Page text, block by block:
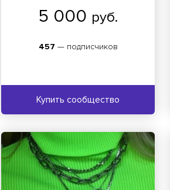
5 000 руб.
457 — подписчиков
Купить сообщество